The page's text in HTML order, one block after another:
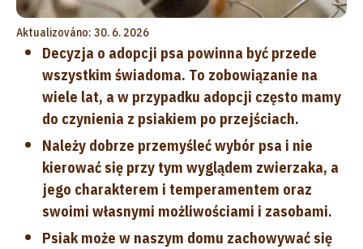
Aktualizováno: 30. 6. 2026
Decyzja o adopcji psa powinna być przede
wszystkim świadoma. To zobowiązanie na
wiele lat, a w przypadku adopcji często mamy
do czynienia z psiakiem po przejściach.
Należy dobrze przemyśleć wybór psa i nie
kierować się przy tym wyglądem zwierzaka, a
jego charakterem i temperamentem oraz
swoimi własnymi możliwościami i zasobami.
Psiak może w naszym domu zachowywać się